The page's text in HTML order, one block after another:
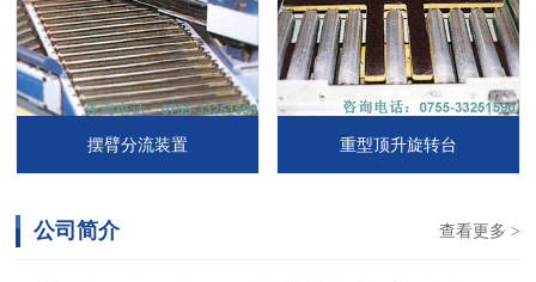
摆臂分流装置 重型顶升旋转台
查看更多 >
公司简介